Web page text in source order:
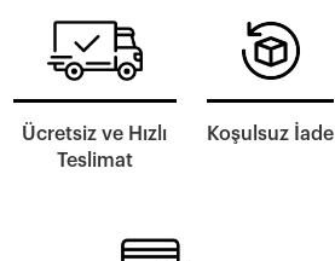
Ücretsiz ve Hızlı
Teslimat
Koşulsuz İade